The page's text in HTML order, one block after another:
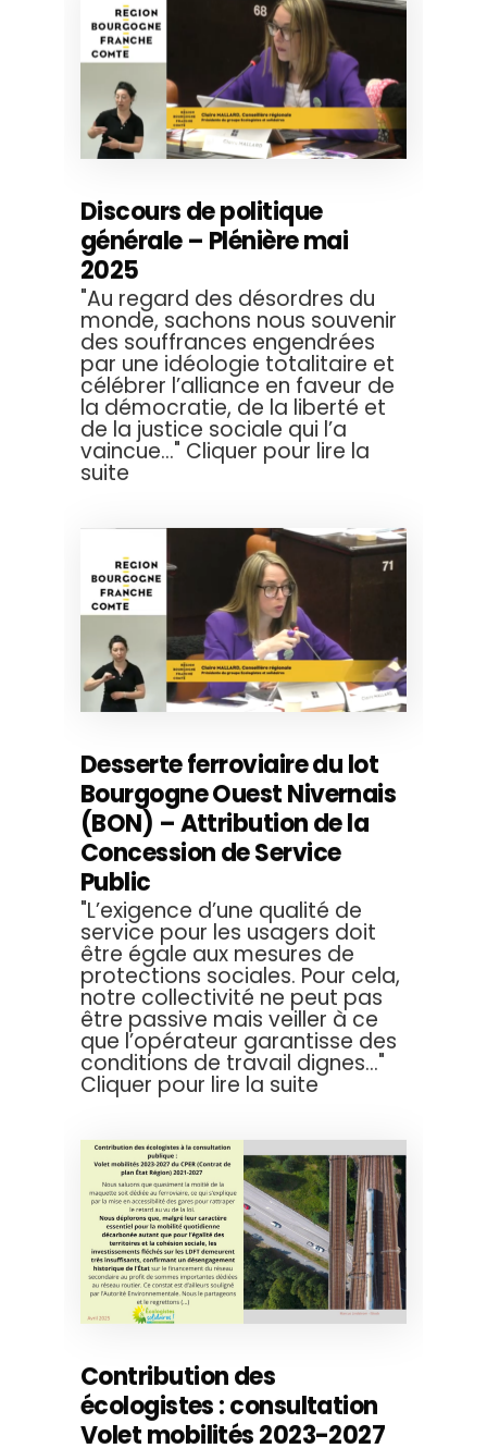
Discours de politique
générale – Plénière mai
2025
"Au regard des désordres du
monde, sachons nous souvenir
des souffrances engendrées
par une idéologie totalitaire et
célébrer l’alliance en faveur de
la démocratie, de la liberté et
de la justice sociale qui l’a
vaincue..." Cliquer pour lire la
suite
Desserte ferroviaire du lot
Bourgogne Ouest Nivernais
(BON) – Attribution de la
Concession de Service
Public
"L’exigence d’une qualité de
service pour les usagers doit
être égale aux mesures de
protections sociales. Pour cela,
notre collectivité ne peut pas
être passive mais veiller à ce
que l’opérateur garantisse des
conditions de travail dignes..."
Cliquer pour lire la suite
Contribution des
écologistes : consultation
Volet mobilités 2023-2027